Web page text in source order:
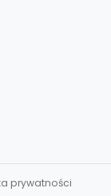
prywatności